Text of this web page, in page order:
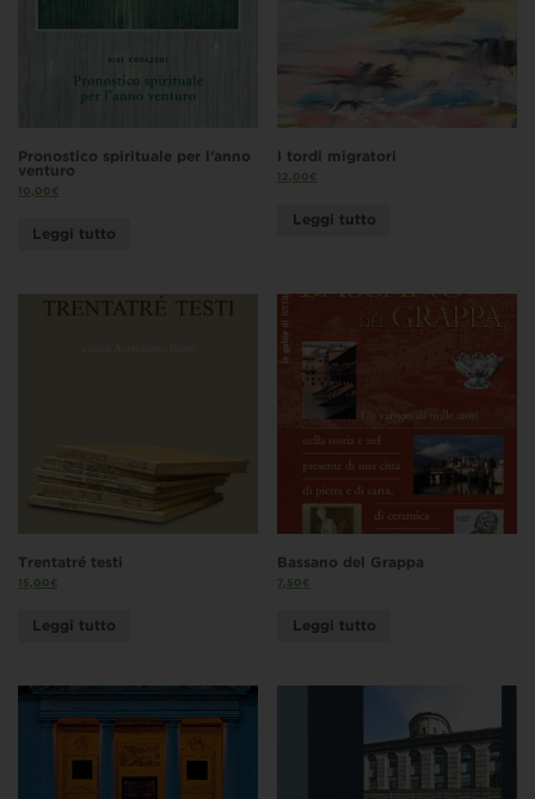
Pronostico spirituale per l’anno
venturo
10,00€
Leggi tutto
I tordi migratori
12,00€
Leggi tutto
Trentatré testi
15,00€
Leggi tutto
Bassano del Grappa
7,50€
Leggi tutto